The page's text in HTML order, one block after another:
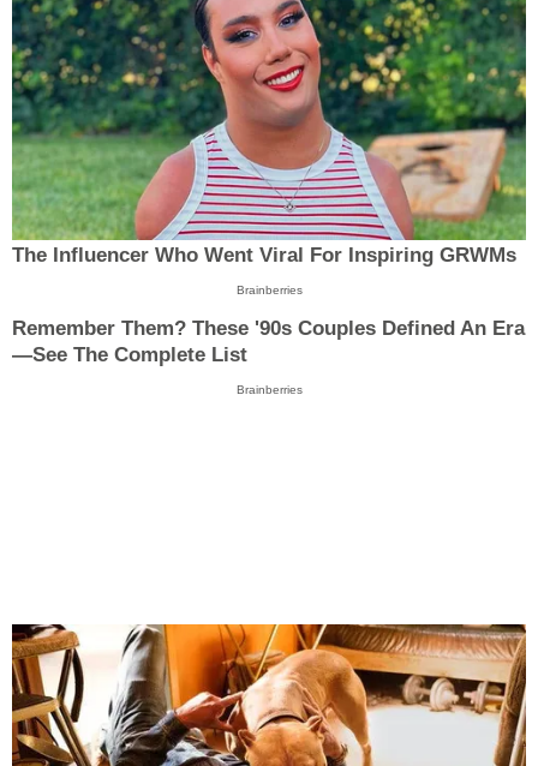
The Influencer Who Went Viral For Inspiring GRWMs
Brainberries
Remember Them? These '90s Couples Defined An Era
—See The Complete List
Brainberries